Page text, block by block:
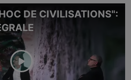
DE CIVILISATIONS":